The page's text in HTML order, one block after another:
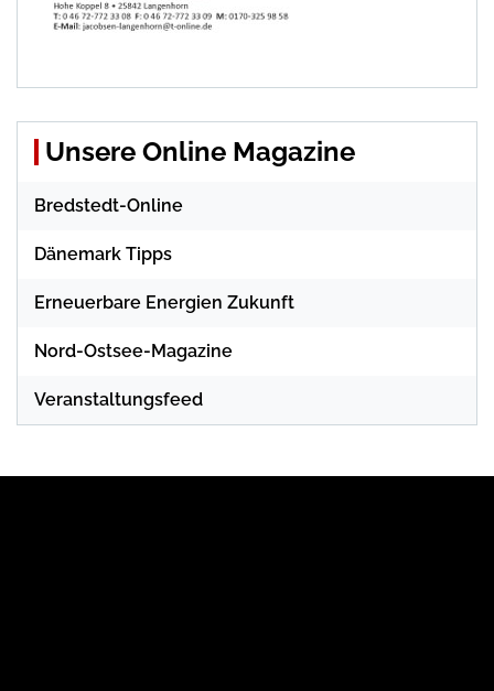
Unsere Online Magazine
Bredstedt-Online
Dänemark Tipps
Erneuerbare Energien Zukunft
Nord-Ostsee-Magazine
Veranstaltungsfeed